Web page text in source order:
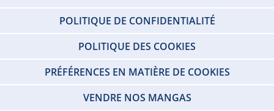
POLITIQUE DE CONFIDENTIALITÉ
POLITIQUE DES COOKIES
PRÉFÉRENCES EN MATIÈRE DE COOKIES
VENDRE NOS MANGAS